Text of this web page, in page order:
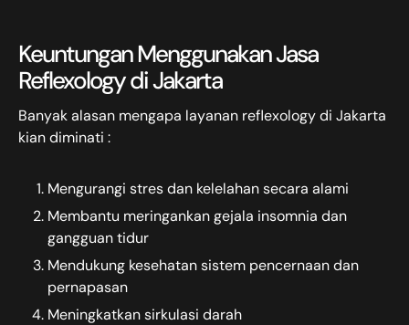
Keuntungan Menggunakan Jasa
Reflexology di Jakarta
Banyak alasan mengapa layanan reflexology di Jakarta
kian diminati :
Mengurangi stres dan kelelahan secara alami
Membantu meringankan gejala insomnia dan
gangguan tidur
Mendukung kesehatan sistem pencernaan dan
pernapasan
Meningkatkan sirkulasi darah